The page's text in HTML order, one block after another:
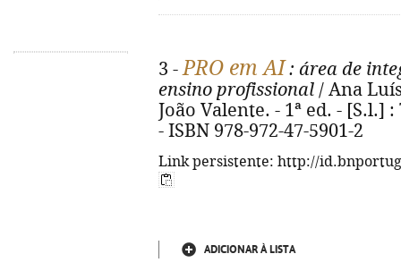
3 -PRO em AI : área de
ensino profissional / Ana
João Valente. - 1ª ed. - [S.l.]
- ISBN 978-972-47-5901-2
Link persistente: http://
ADICIONAR À LISTA